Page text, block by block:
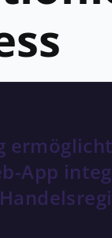
App